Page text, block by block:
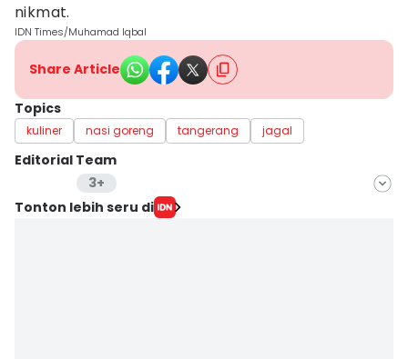
nikmat.
IDN Times/Muhamad Iqbal
Share Article
Topics
kuliner nasi goreng tangerang jagal
Editorial Team
3+
Editor
Tonton lebih seru di